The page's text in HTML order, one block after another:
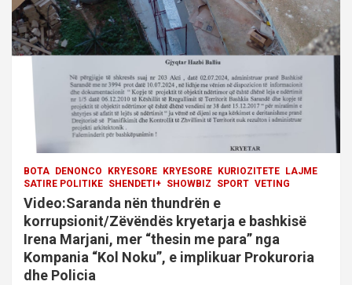
i
o
n
BOTA DENONCO KRYESORE KRYESORE KURIOZITETE
LAJME
SATIRE POLITIKE SHENDETI+ SHOWBIZ SPORT VETING
Video:Saranda nën thundrën e
korrupsionit/Zëvëndës kryetarja e bashkisë
Irena Marjani, mer “thesin me para” nga
Kompania “Kol Noku”, e implikuar Prokuroria
dhe Policia